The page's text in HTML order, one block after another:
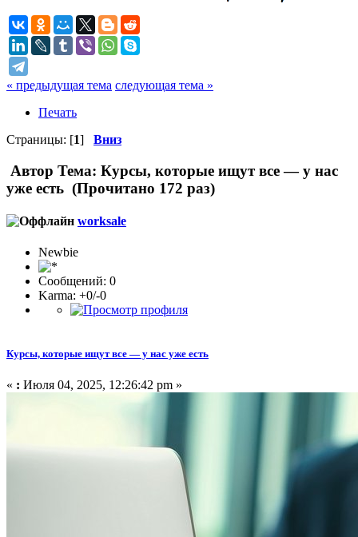
« предыдущая тема следующая тема »
Печать
Страницы: [1] Вниз
Автор Тема: Курсы, которые ищут все — у нас
уже есть (Прочитано 172 раз)
worksale
Newbie
Сообщений: 0
Karma: +0/-0
Курсы, которые ищут все — у нас уже есть
« : Июля 04, 2025, 12:26:42 pm »